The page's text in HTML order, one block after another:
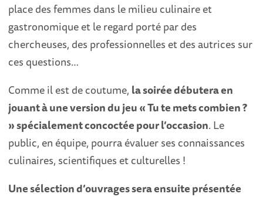
place des femmes dans le milieu culinaire et
gastronomique et le regard porté par des
chercheuses, des professionnelles et des autrices sur
ces questions…
Comme il est de coutume, la soirée débutera en
jouant à une version du jeu « Tu te mets combien ?
» spécialement concoctée pour l’occasion. Le
public, en équipe, pourra évaluer ses connaissances
culinaires, scientifiques et culturelles !
Une sélection d’ouvrages sera ensuite présentée